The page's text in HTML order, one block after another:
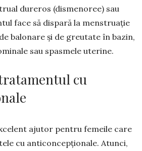
dureros (dismenoree) sau
face să dispară la menstruație
balonare și de greutate în bazin,
sau spasmele uterine.
cu
ajutor pentru fe­meile care
cu anticon­cepționale. Atunci,